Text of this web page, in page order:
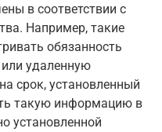
в соответствии с
Например, такие
обязанность
удаленную
срок, установленный
такую информацию в
установленной